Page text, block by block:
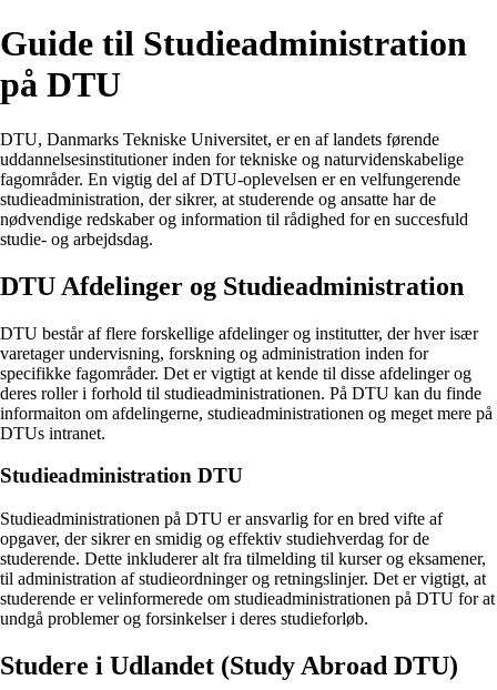
Guide til Studieadministration
på DTU
DTU, Danmarks Tekniske Universitet, er en af landets førende
uddannelsesinstitutioner inden for tekniske og naturvidenskabelige
fagområder. En vigtig del af DTU-oplevelsen er en velfungerende
studieadministration, der sikrer, at studerende og ansatte har de
nødvendige redskaber og information til rådighed for en succesfuld
studie- og arbejdsdag.
DTU Afdelinger og Studieadministration
DTU består af flere forskellige afdelinger og institutter, der hver især
varetager undervisning, forskning og administration inden for
specifikke fagområder. Det er vigtigt at kende til disse afdelinger og
deres roller i forhold til studieadministrationen. På DTU kan du finde
informaiton om afdelingerne, studieadministrationen og meget mere på
DTUs intranet.
Studieadministration DTU
Studieadministrationen på DTU er ansvarlig for en bred vifte af
opgaver, der sikrer en smidig og effektiv studiehverdag for de
studerende. Dette inkluderer alt fra tilmelding til kurser og eksamener,
til administration af studieordninger og retningslinjer. Det er vigtigt, at
studerende er velinformerede om studieadministrationen på DTU for at
undgå problemer og forsinkelser i deres studieforløb.
Studere i Udlandet (Study Abroad DTU)